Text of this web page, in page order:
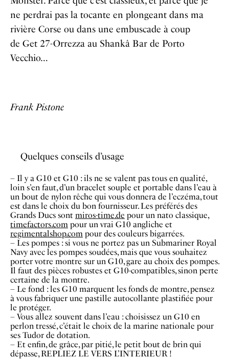
ne perdrai pas la tocante en plongeant dans ma
rivière Corse ou dans une embuscade à coup
de Get 27-Orrezza au Shankâ Bar de Porto
Vecchio…
Frank Pistone
Quelques conseils d’usage
– Il y a G10 et G10 : ils ne se valent pas tous en qualité,
loin s’en faut, d’un bracelet souple et portable dans l’eau à
un bout de nylon rêche qui vous donnera de l’eczéma, tout
est dans le choix du bon fournisseur. Les préférés des
Grands Ducs sont miros-time.de pour un nato classique,
timefactors.com pour un vrai G10 angliche et
regimentalshop.com pour des couleurs bigarrées.
– Les pompes : si vous ne portez pas un Submariner Royal
Navy avec les pompes soudées, mais que vous souhaitez
porter votre montre sur un G10, gare au choix des pompes.
Il faut des pièces robustes et G10-compatibles, sinon perte
certaine de la montre.
– Le fond : les G10 marquent les fonds de montre, pensez
à vous fabriquer une pastille autocollante plastifiée pour
le protéger.
– Vous allez souvent dans l’eau : choisissez un G10 en
perlon tressé, c’était le choix de la marine nationale pour
ses Tudor de dotation.
– Et enfin, de grâce, par pitié, le petit bout de brin qui
dépasse, REPLIEZ LE VERS L’INTERIEUR !